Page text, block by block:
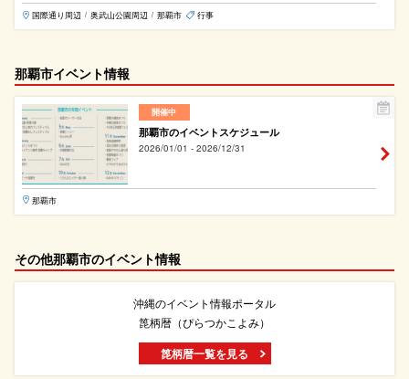
国際通り周辺 / 奥武山公園周辺 / 那覇市 行事
那覇市イベント情報
開催中
那覇市のイベントスケジュール
2026/01/01 - 2026/12/31
那覇市
その他那覇市のイベント情報
沖縄のイベント情報ポータル
箆柄暦（ぴらつかこよみ）
箆柄暦一覧を見る